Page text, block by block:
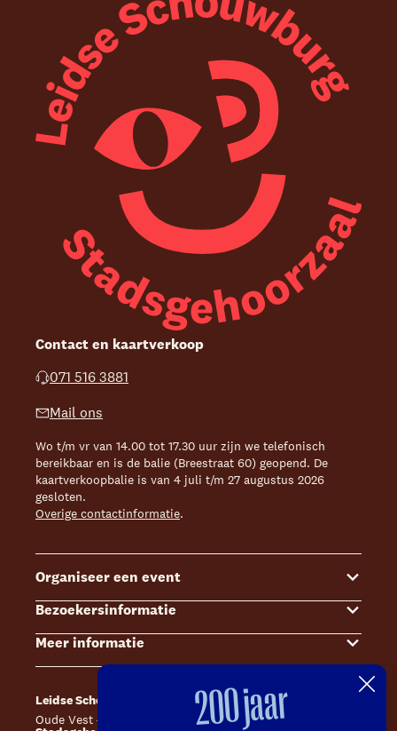
Contact en kaartverkoop
071 516 3881
Mail ons
Wo t/m vr van 14.00 tot 17.30 uur zijn we telefonisch
bereikbaar en is de balie (Breestraat 60) geopend. De
kaartverkoopbalie is van 4 juli t/m 27 augustus 2026
gesloten.
Overige contactinformatie.
Organiseer een event
Events
Zalenoverzicht
Contact Sales & Events
Offerte aanvragen
Bezoekersinformatie
Kaartverkoop
Bereikbaarheid
Toegankelijkheid
Meer informatie
Steun ons
Leidse Schouwburg
Oude Vest 43, 2312 XS Leiden
Café Caat
Catharinahof, 2311 CS Leiden
200 jaar